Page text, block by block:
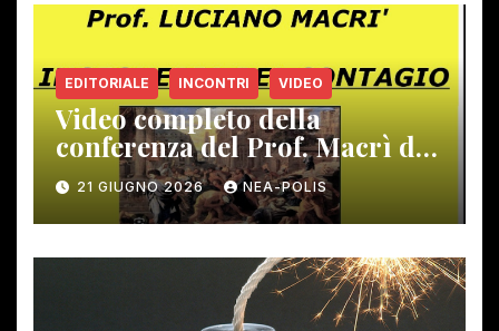
EDITORIALE INCONTRI VIDEO
Video completo della
conferenza del Prof. Macrì del
12 giugno scorso
21 GIUGNO 2026 NEA-POLIS